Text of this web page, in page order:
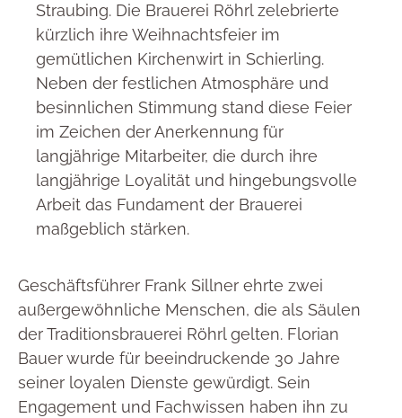
Straubing. Die Brauerei Röhrl zelebrierte
kürzlich ihre Weihnachtsfeier im
gemütlichen Kirchenwirt in Schierling.
Neben der festlichen Atmosphäre und
besinnlichen Stimmung stand diese Feier
im Zeichen der Anerkennung für
langjährige Mitarbeiter, die durch ihre
langjährige Loyalität und hingebungsvolle
Arbeit das Fundament der Brauerei
maßgeblich stärken.
Geschäftsführer Frank Sillner ehrte zwei
außergewöhnliche Menschen, die als Säulen
der Traditionsbrauerei Röhrl gelten. Florian
Bauer wurde für beeindruckende 30 Jahre
seiner loyalen Dienste gewürdigt. Sein
Engagement und Fachwissen haben ihn zu